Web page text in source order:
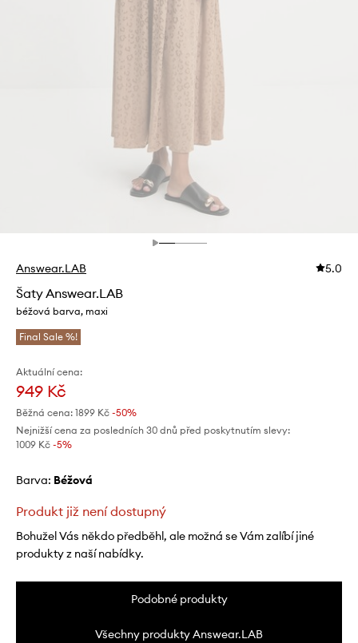
Answear.LAB 5.0
Šaty Answear.LAB
béžová barva, maxi
Final Sale %!
Aktuální cena:
949 Kč
Běžná cena: 1899 Kč -50%
Nejnižší cena za posledních 30 dnů před poskytnutím slevy:
1009 Kč -5%
Barva: béžová
Produkt již není dostupný
Bohužel Vás někdo předběhl, ale možná se Vám zalíbí jiné
produkty z naší nabídky.
Podobné produkty
Všechny produkty Answear.LAB